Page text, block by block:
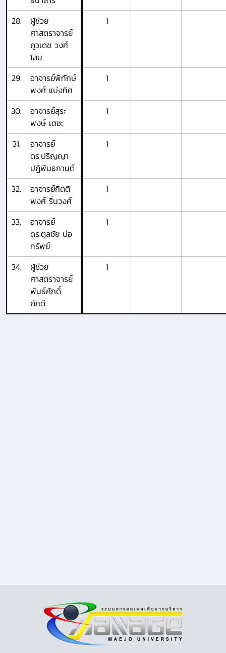
28.
ผู้ช่วย
ศาสตราจารย์
ภูวเดช วงศ์
โสม
1
29.
อาจารย์พิทักษ์
พงศ์ แบ่งทิศ
1
30.
อาจารย์สุระ
พงษ์ เตชะ
1
31.
อาจารย์
ดร.ปริญญา
ปฏิพันธกานต์
1
32.
อาจารย์กิตติ
พงศ์ รื่นวงศ์
1
33.
อาจารย์
ดร.ตุลชัย บ่อ
ทรัพย์
1
34.
ผู้ช่วย
ศาสตราจารย์
พันธ์ศักดิ์
ภักดี
1